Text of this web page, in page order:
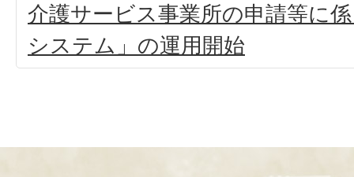
介護サービス事業所の申請等に
システム」の運用開始